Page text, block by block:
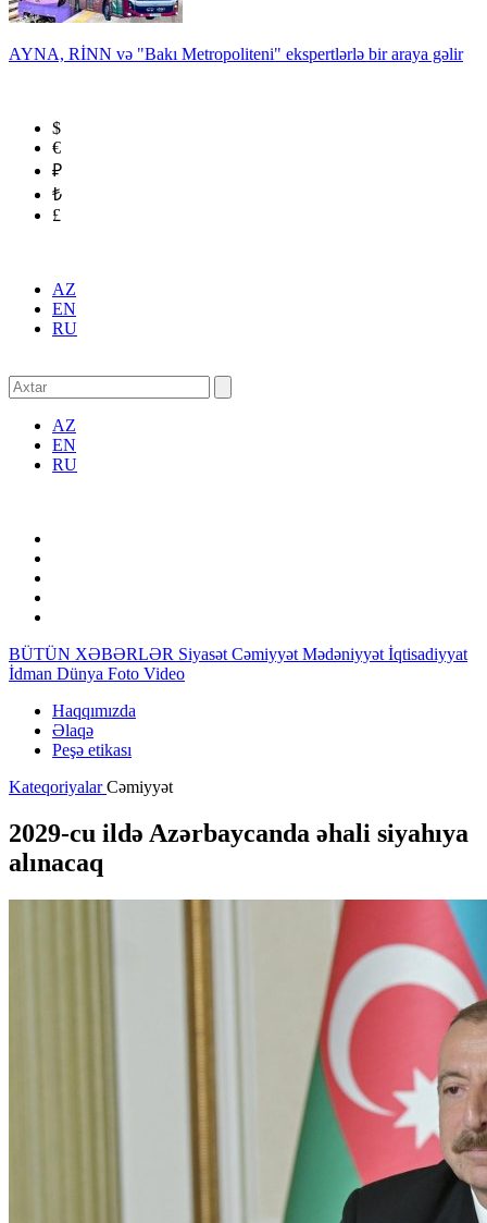
AYNA, RİNN və "Bakı Metropoliteni" ekspertlərlə bir araya gəlir
$
€
₽
₺
£
AZ
EN
RU
AZ
EN
RU
BÜTÜN XƏBƏRLƏR Siyasət Cəmiyyət Mədəniyyət İqtisadiyyat
İdman Dünya Foto Video
Haqqımızda
Əlaqə
Peşə etikası
KateqoriyalarCəmiyyət
2029-cu ildə Azərbaycanda əhali siyahıya
alınacaq